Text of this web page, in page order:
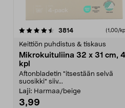
3814arvostelut (1,00/
Keittiön puhdistus & tiskaus
Mikrokuituliina 32 x 31 cm, 4
kpl
Aftonbladetin "itsestään selvä
suosikki" siiv...
Laji: Harmaa/beige
3,99
4.5viidestä